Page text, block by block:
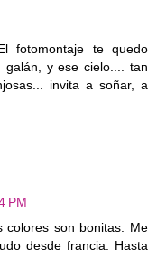
fotomontaje te quedo
galán, y ese cielo.... tan
invita a soñar, a
PM
colores son bonitas. Me
desde francia. Hasta